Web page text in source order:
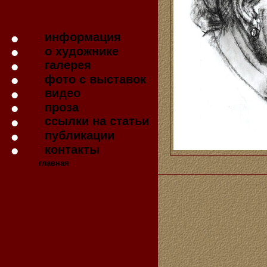
информация
о художнике
галерея
фото с выставок
видео
проза
ссылки на статьи
публикации
контакты
главная